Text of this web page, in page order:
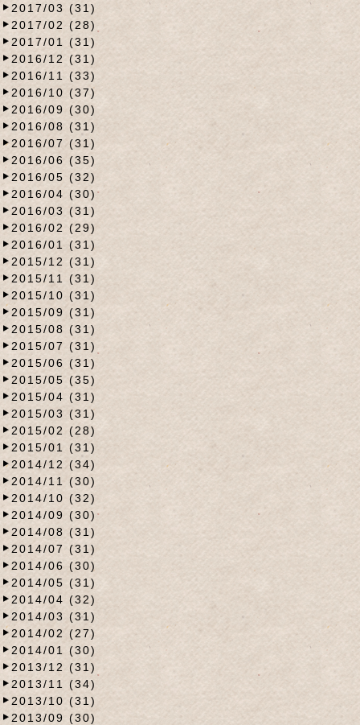
2017/03 (31)
2017/02 (28)
2017/01 (31)
2016/12 (31)
2016/11 (33)
2016/10 (37)
2016/09 (30)
2016/08 (31)
2016/07 (31)
2016/06 (35)
2016/05 (32)
2016/04 (30)
2016/03 (31)
2016/02 (29)
2016/01 (31)
2015/12 (31)
2015/11 (31)
2015/10 (31)
2015/09 (31)
2015/08 (31)
2015/07 (31)
2015/06 (31)
2015/05 (35)
2015/04 (31)
2015/03 (31)
2015/02 (28)
2015/01 (31)
2014/12 (34)
2014/11 (30)
2014/10 (32)
2014/09 (30)
2014/08 (31)
2014/07 (31)
2014/06 (30)
2014/05 (31)
2014/04 (32)
2014/03 (31)
2014/02 (27)
2014/01 (30)
2013/12 (31)
2013/11 (34)
2013/10 (31)
2013/09 (30)